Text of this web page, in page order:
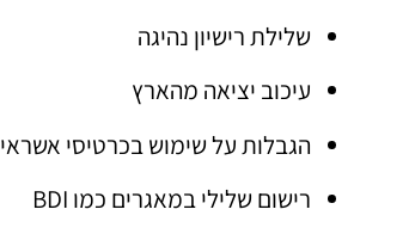
שלילת רישיון נהיגה
עיכוב יציאה מהארץ
הגבלות על שימוש בכרטיסי אשראי
רישום שלילי במאגרים כמו BDI